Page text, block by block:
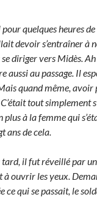
quelques heures
devoir s’entraîner à
diriger vers Midès.
aussi au passage. Il
quand même, avoir
tout simplement
plus à la femme qui
ans de cela.
tard, il fut réveillé par
à ouvrir les yeux.
ce qui se passait, le